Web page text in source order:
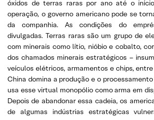
óxidos de terras raras por ano até o
operação, o governo americano pode se
da companhia. As condições do
divulgadas. Terras raras são um grupo de
com minerais como lítio, nióbio e cobalto,
dos chamados minerais estratégicos –
veículos elétricos, armamentos e chips,
China domina a produção e o
usa esse virtual monopólio como arma em
Depois de abandonar essa cadeia, os
de algumas indústrias estratégicas